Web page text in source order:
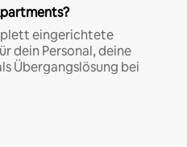
eingerichtete
dein Personal, deine
Übergangslösung bei